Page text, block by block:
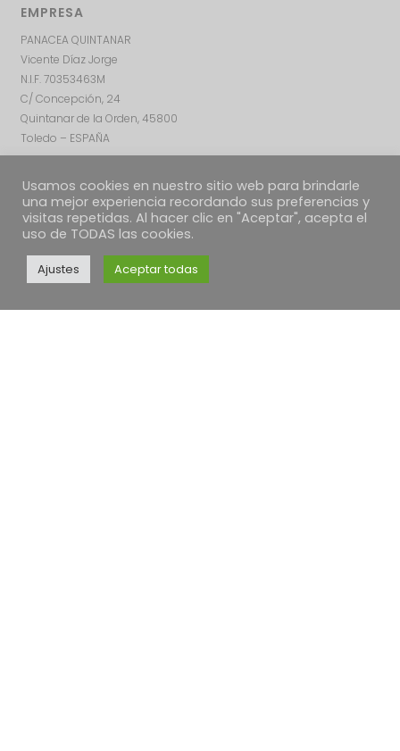
EMPRESA
PANACEA QUINTANAR
Vicente Díaz Jorge
N.I.F. 70353463M
C/ Concepción, 24
Quintanar de la Orden, 45800
Toledo – ESPAÑA
Usamos cookies en nuestro sitio web para brindarle
una mejor experiencia recordando sus preferencias y
visitas repetidas. Al hacer clic en "Aceptar", acepta el
uso de TODAS las cookies.
Ajustes Aceptar todas